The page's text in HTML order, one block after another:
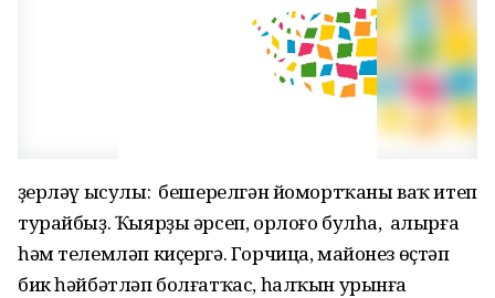
Әҙерләү ысулы: бешерелгән йомортҡаны ваҡ итеп
турайбыҙ. Ҡыярҙы әрсеп, орлоғо булһа, алырға
һәм телемләп киҫергә. Горчица, майонез өҫтәп
бик һәйбәтләп болғатҡас, һалҡын урынға